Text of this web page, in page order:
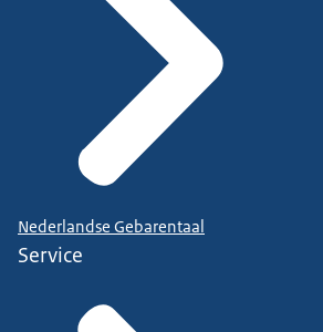
Nederlandse Gebarentaal
Service